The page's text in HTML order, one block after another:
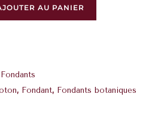
AU PANIER
, Fondant, Fondants botaniques